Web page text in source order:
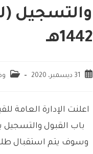
والتسجيل
1442هـ
31 ديسمبر، 2020
اعلنت الإدارة العامة
باب القبول والتسجيل